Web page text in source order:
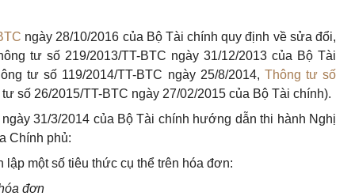
ngày 28/10/2016 của Bộ Tài chính quy định về sửa đổi,
tư số 219/2013/TT-BTC ngày 31/12/2013 của Bộ Tài
tư số 119/2014/TT-BTC ngày 25/8/2014, Thông tư số
số 26/2015/TT-BTC ngày 27/02/2015 của Bộ Tài chính).
31/3/2014 của Bộ Tài chính hướng dẫn thi hành Nghị
Chính phủ:
một số tiêu thức cụ thể trên hóa đơn:
đơn